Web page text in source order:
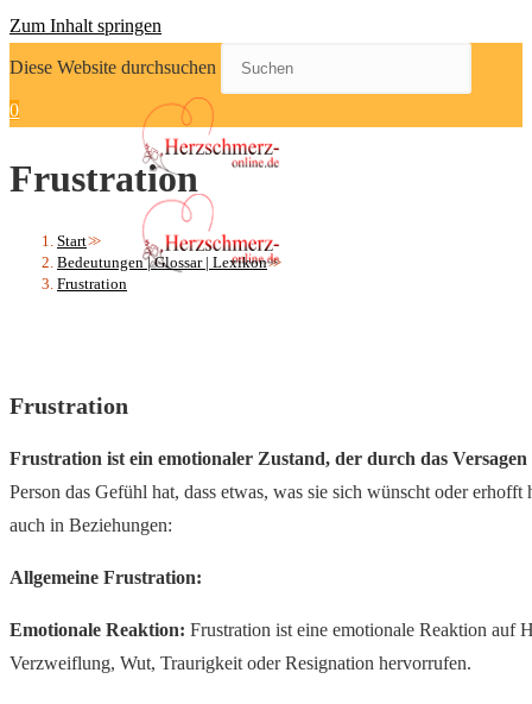
Zum Inhalt springen
Diese Website durchsuchen
0
Frustration
Start>>
Bedeutungen | Glossar | Lexikon>>
Frustration
Frustration
Frustration ist ein emotionaler Zustand, der durch das
Person das Gefühl hat, dass etwas, was sie sich wünscht oder
auch in Beziehungen:
Allgemeine Frustration:
Emotionale Reaktion: Frustration ist eine emotionale Reaktion auf
Verzweiflung, Wut, Traurigkeit oder Resignation hervorrufen.